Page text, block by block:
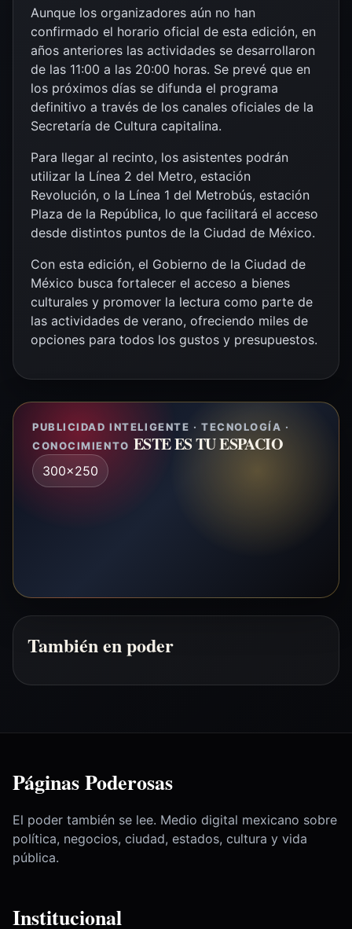
Aunque los organizadores aún no han
confirmado el horario oficial de esta edición, en
años anteriores las actividades se desarrollaron
de las 11:00 a las 20:00 horas. Se prevé que en
los próximos días se difunda el programa
definitivo a través de los canales oficiales de la
Secretaría de Cultura capitalina.
Para llegar al recinto, los asistentes podrán
utilizar la Línea 2 del Metro, estación
Revolución, o la Línea 1 del Metrobús, estación
Plaza de la República, lo que facilitará el acceso
desde distintos puntos de la Ciudad de México.
Con esta edición, el Gobierno de la Ciudad de
México busca fortalecer el acceso a bienes
culturales y promover la lectura como parte de
las actividades de verano, ofreciendo miles de
opciones para todos los gustos y presupuestos.
PUBLICIDAD INTELIGENTE · TECNOLOGÍA ·
CONOCIMIENTO ESTE ES TU ESPACIO
300x250
También en poder
Páginas Poderosas
El poder también se lee. Medio digital mexicano sobre
política, negocios, ciudad, estados, cultura y vida
pública.
Institucional